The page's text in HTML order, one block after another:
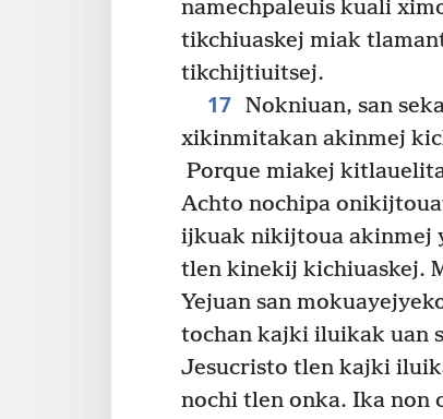
namechpaleuis kuali
tikchiuaskej miak
tikchijtiuitsej.
17 Nokniuan, san
xikinmitakan akinmej
Porque miakej
Achto nochipa
ijkuak nikijtoua akinmej
tlen kinekij kichiuaskej.
Yejuan san
tochan kajki iluikak uan
Jesucristo tlen kajki
nochi tlen onka. Ika